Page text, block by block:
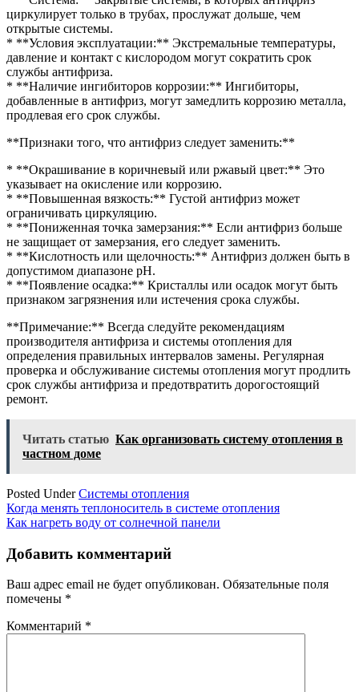
циркулирует только в трубах, прослужат дольше, чем
открытые системы.
* **Условия эксплуатации:** Экстремальные температуры,
давление и контакт с кислородом могут сократить срок
службы антифриза.
* **Наличие ингибиторов коррозии:** Ингибиторы,
добавленные в антифриз, могут замедлить коррозию металла,
продлевая его срок службы.
**Признаки того, что антифриз следует заменить:**
* **Окрашивание в коричневый или ржавый цвет:** Это
указывает на окисление или коррозию.
* **Повышенная вязкость:** Густой антифриз может
ограничивать циркуляцию.
* **Пониженная точка замерзания:** Если антифриз больше
не защищает от замерзания, его следует заменить.
* **Кислотность или щелочность:** Антифриз должен быть в
допустимом диапазоне pH.
* **Появление осадка:** Кристаллы или осадок могут быть
признаком загрязнения или истечения срока службы.
**Примечание:** Всегда следуйте рекомендациям
производителя антифриза и системы отопления для
определения правильных интервалов замены. Регулярная
проверка и обслуживание системы отопления могут продлить
срок службы антифриза и предотвратить дорогостоящий
ремонт.
Читать статью Как организовать систему отопления в
частном доме
Posted UnderСистемы отопления
Навигация
по
записям
Когда менять теплоноситель в системе отопления
Как нагреть воду от солнечной панели
Добавить комментарий
Ваш адрес email не будет опубликован. Обязательные поля
помечены *
Комментарий *